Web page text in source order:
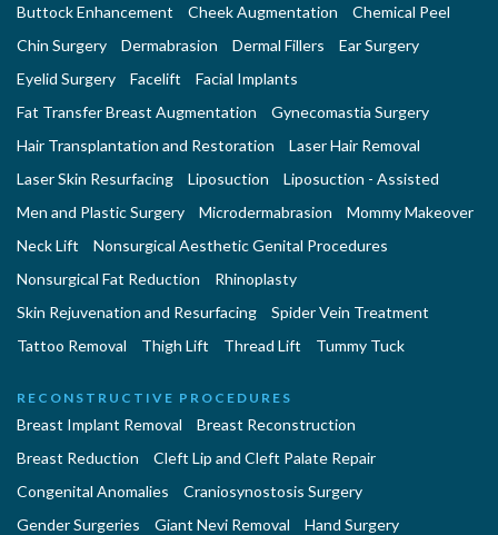
Buttock Enhancement
Cheek Augmentation
Chemical Peel
Chin Surgery
Dermabrasion Dermal Fillers
Ear Surgery
Eyelid Surgery
Facelift
Facial Implants
Fat Transfer Breast Augmentation
Gynecomastia Surgery
Hair Transplantation and Restoration
Laser Hair Removal
Laser Skin Resurfacing
Liposuction
Liposuction - Assisted
Men and Plastic Surgery
Microdermabrasion
Mommy Makeover
Neck Lift
Nonsurgical Aesthetic Genital Procedures
Nonsurgical Fat Reduction
Rhinoplasty
Skin Rejuvenation and Resurfacing
Spider Vein Treatment
Tattoo Removal
Thigh Lift Thread Lift Tummy Tuck
RECONSTRUCTIVE PROCEDURES
Breast Implant Removal
Breast Reconstruction
Breast Reduction
Cleft Lip and Cleft Palate Repair
Congenital Anomalies
Craniosynostosis Surgery
Gender Surgeries
Giant Nevi Removal
Hand Surgery